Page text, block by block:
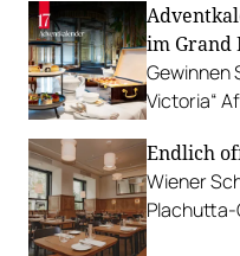
im Grand
Gewinnen
Victoria“
Endlich
Wiener